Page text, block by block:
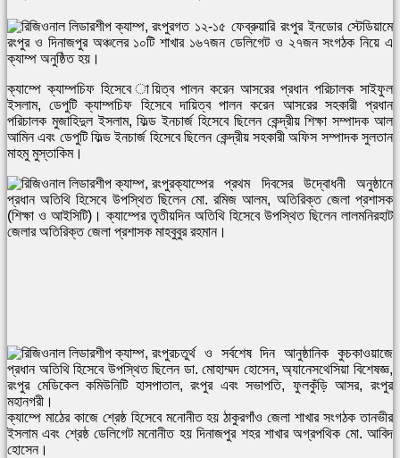
গত ১২-১৫ ফেব্রুয়ারি রংপুর ইনডোর স্টেডিয়ামে
রংপুর ও দিনাজপুর অঞ্চলের ১০টি শাখার ১৬৭জন ডেলিগেট ও ২৭জন সংগঠক নিয়ে এ
ক্যাম্প অনুষ্ঠিত হয়।
ক্যাম্পে ক্যাম্পচিফ হিসেবে ায়িত্ব পালন করেন আসরের প্রধান পরিচালক সাইফুল
ইসলাম, ডেপুটি ক্যাম্পচিফ হিসেবে দায়িত্ব পালন করেন আসরের সহকারী প্রধান
পরিচালক মুজাহিদুল ইসলাম, ফিল্ড ইনচার্জ হিসেবে ছিলেন কেন্দ্রীয় শিক্ষা সম্পাদক আল
আমিন এবং ডেপুটি ফিল্ড ইনচার্জ হিসেবে ছিলেন কেন্দ্রীয় সহকারী অফিস সম্পাদক সুলতান
মাহমু মুস্তাকিম।
ক্যাম্পের প্রথম দিবসের উদ্বোধনী অনুষ্ঠানে
প্রধান অতিথি হিসেবে উপস্থিত ছিলেন মো. রমিজ আলম, অতিরিক্ত জেলা প্রশাসক
(শিক্ষা ও আইসিটি)। ক্যাম্পের তৃতীয়দিন অতিথি হিসেবে উপস্থিত ছিলেন লালমনিরহাট
জেলার অতিরিক্ত জেলা প্রশাসক মাহবুবুর রহমান।
চতুর্থ ও সর্বশেষ দিন আনুষ্ঠানিক কুচকাওয়াজে
প্রধান অতিথি হিসেবে উপস্থিত ছিলেন ডা. মোহাম্মদ হোসেন, অ্যানেসথেসিয়া বিশেষজ্ঞ,
রংপুর মেডিকেল কমিউনিটি হাসপাতাল, রংপুর এবং সভাপতি, ফুলকুঁড়ি আসর, রংপুর
মহানগরী।
ক্যাম্পে মাঠের কাজে শ্রেষ্ঠ হিসেবে মনোনীত হয় ঠাকুরগাঁও জেলা শাখার সংগঠক তানভীর
ইসলাম এবং শ্রেষ্ঠ ডেলিগেট মনোনীত হয় দিনাজপুর শহর শাখার অগ্রপথিক মো. আবিদ
হোসেন।